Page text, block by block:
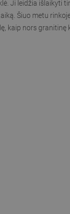
. Ji leidžia išlaikyti
Šiuo metu
kaip nors